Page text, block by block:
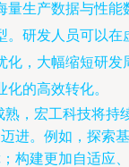
量生产数据与性能
。研发人员可以在
化，大幅缩短研发
的高效转化。
熟，宏工科技将持
进。例如，探索基
构建更加自适应、